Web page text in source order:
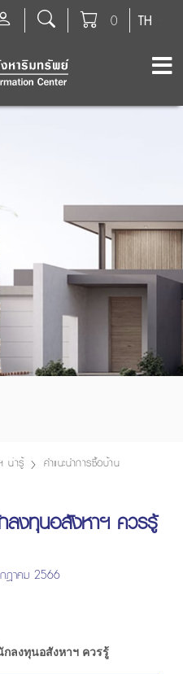
TH
0
น่ารู้ คำแนะนำการซื้อบ้าน
ลงทุนอสังหาฯ ควรรู้
ฎาคม 2566
ลงทุนอสังหาฯ ควรรู้